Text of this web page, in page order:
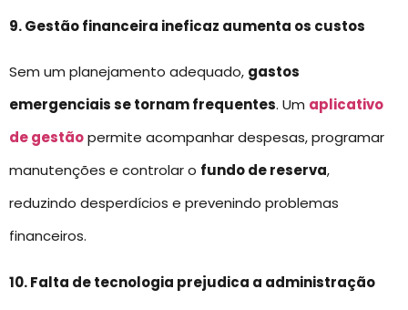
9. Gestão financeira ineficaz aumenta os custos
Sem um planejamento adequado, gastos
emergenciais se tornam frequentes. Um aplicativo
de gestãopermite acompanhar despesas, programar
manutenções e controlar o fundo de reserva,
reduzindo desperdícios e prevenindo problemas
financeiros.
10. Falta de tecnologia prejudica a administração